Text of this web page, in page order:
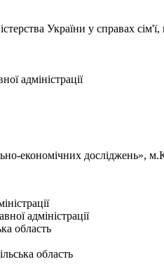
України у справах сім'ї,
адміністрації
економічних досліджень»,
адміністрації
область
область